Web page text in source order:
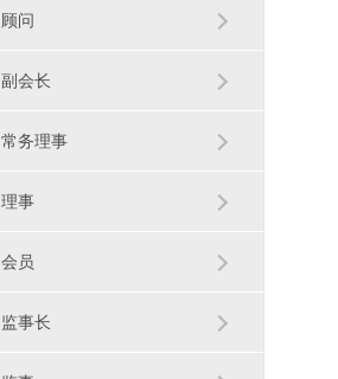
顾问
副会长
常务理事
理事
会员
监事长